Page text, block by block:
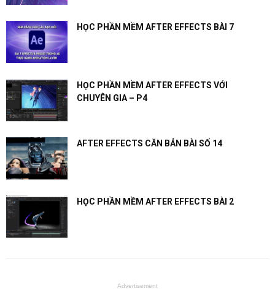
HỌC PHẦN MỀM AFTER EFFECTS BÀI 7
HỌC PHẦN MỀM AFTER EFFECTS VỚI
CHUYÊN GIA – P4
AFTER EFFECTS CĂN BẢN BÀI SỐ 14
HỌC PHẦN MỀM AFTER EFFECTS BÀI 2
Advertisement